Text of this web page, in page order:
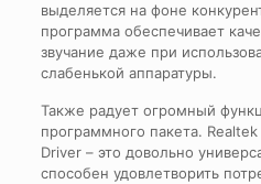
выделяется на фоне
программа обеспечивает
звучание даже при
слабенькой аппаратуры.
Также радует огромный
программного пакета.
Driver – это довольно
способен удовлетворить